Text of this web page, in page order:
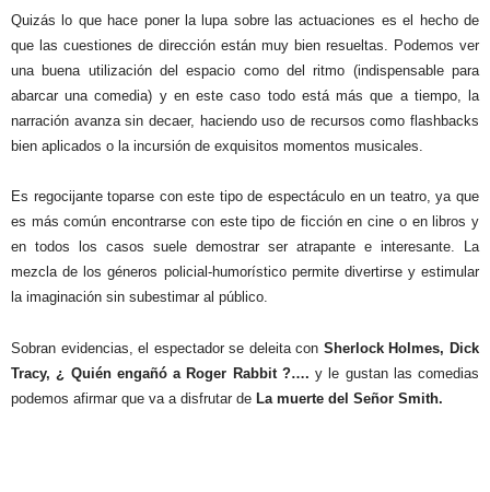
Quizás lo que hace poner la lupa sobre las actuaciones es el hecho de
que las cuestiones de dirección están muy bien resueltas. Podemos ver
una buena utilización del espacio como del ritmo (indispensable para
abarcar una comedia) y en este caso todo está más que a tiempo, la
narración avanza sin decaer, haciendo uso de recursos como flashbacks
bien aplicados o la incursión de exquisitos momentos musicales
Es regocijante toparse con este tipo de espectáculo en un teatro, ya que
es más común encontrarse con este tipo de ficción en cine o en libros y
en todos los casos suele demostrar ser atrapante e interesante. La
mezcla de los géneros policial-humorístico permite divertirse y estimular
la imaginación sin subestimar al público.
Sobran evidencias, el espectador se deleita con Sherlock Holmes, Dick
Tracy,¿ Quién engañó a Roger Rabbit ?…. y le gustan las comedias
podemos afirmar que va a disfrutar de La muerte del Señor Smith.